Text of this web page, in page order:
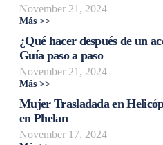
November 21, 2024
Más >>
¿Qué hacer después de un
Guía paso a paso
November 21, 2024
Más >>
Mujer Trasladada en
en Phelan
November 17, 2024